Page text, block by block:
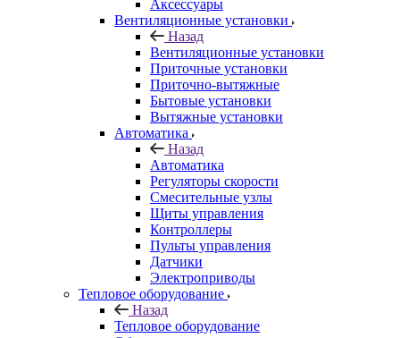
Аксессуары
Вентиляционные установки
Назад
Вентиляционные установки
Приточные установки
Приточно-вытяжные
Бытовые установки
Вытяжные установки
Автоматика
Назад
Автоматика
Регуляторы скорости
Смесительные узлы
Щиты управления
Контроллеры
Пульты управления
Датчики
Электроприводы
Тепловое оборудование
Назад
Тепловое оборудование